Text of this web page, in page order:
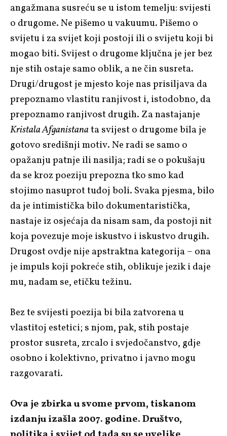
angažmana susreću se u istom temelju: svijesti
o drugome. Ne pišemo u vakuumu. Pišemo o
svijetu i za svijet koji postoji ili o svijetu koji bi
mogao biti. Svijest o drugome ključna je jer bez
nje stih ostaje samo oblik, a ne čin susreta.
Drugi/drugost je mjesto koje nas prisiljava da
prepoznamo vlastitu ranjivost i, istodobno, da
prepoznamo ranjivost drugih. Za nastajanje
Kristala Afganistanata svijest o drugome bila je
gotovo središnji motiv. Ne radi se samo o
opažanju patnje ili nasilja; radi se o pokušaju
da se kroz poeziju prepozna tko smo kad
stojimo nasuprot tuđoj boli. Svaka pjesma, bilo
da je intimistička bilo dokumentaristička,
nastaje iz osjećaja da nisam sam, da postoji nit
koja povezuje moje iskustvo i iskustvo drugih.
Drugost ovdje nije apstraktna kategorija – ona
je impuls koji pokreće stih, oblikuje jezik i daje
mu, nadam se, etičku težinu.
Bez te svijesti poezija bi bila zatvorena u
vlastitoj estetici; s njom, pak, stih postaje
prostor susreta, zrcalo i svjedočanstvo, gdje
osobno i kolektivno, privatno i javno mogu
razgovarati.
Ova je zbirka u svome prvom, tiskanom
izdanju izašla 2007. godine. Društvo,